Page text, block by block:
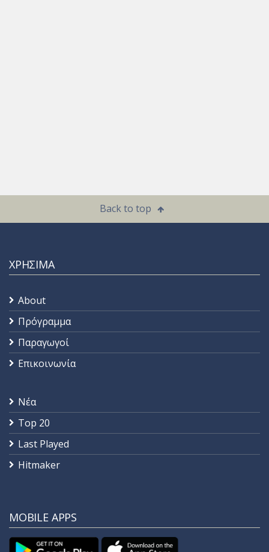
Back to top
ΧΡΗΣΙΜΑ
About
Πρόγραμμα
Παραγωγοί
Επικοινωνία
Νέα
Top 20
Last Played
Hitmaker
MOBILE APPS